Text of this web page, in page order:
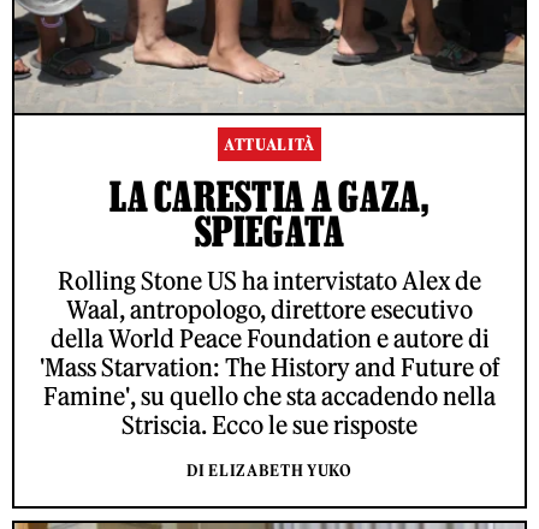
ATTUALITÀ
LA CARESTIA A GAZA,
SPIEGATA
Rolling Stone US ha intervistato Alex de
Waal, antropologo, direttore esecutivo
della World Peace Foundation e autore di
'Mass Starvation: The History and Future of
Famine', su quello che sta accadendo nella
Striscia. Ecco le sue risposte
DI ELIZABETH YUKO